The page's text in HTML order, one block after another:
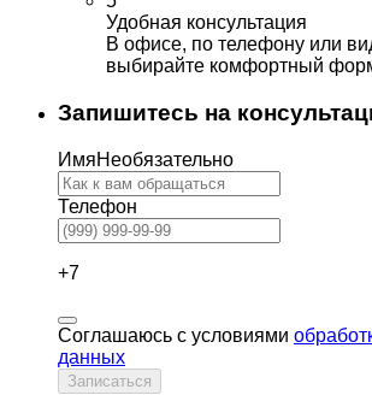
Удобная консультация
В офисе, по телефону или
выбирайте комфортный
Запишитесь на
ИмяНеобязательно
Телефон
+7
Соглашаюсь с условиями
данных
Записаться